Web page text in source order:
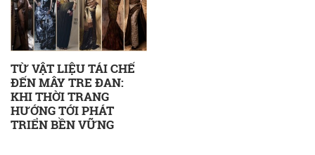
TỪ VẬT LIỆU TÁI CHẾ
ĐẾN MÂY TRE ĐAN:
KHI THỜI TRANG
HƯỚNG TỚI PHÁT
TRIỂN BỀN VỮNG